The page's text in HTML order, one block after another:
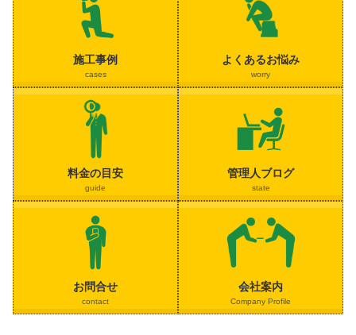
施工事例
cases
よくあるお悩み
worry
料金の目安
guide
管理人ブログ
state
お問合せ
contact
会社案内
Company Profile